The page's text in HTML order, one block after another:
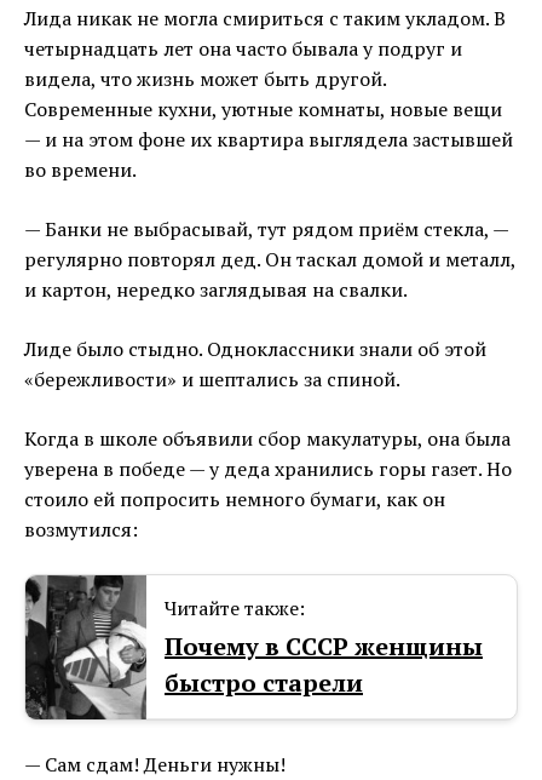
Лида никак не могла смириться с таким укладом. В
четырнадцать лет она часто бывала у подруг и
видела, что жизнь может быть другой.
Современные кухни, уютные комнаты, новые вещи
— и на этом фоне их квартира выглядела застывшей
во времени.
— Банки не выбрасывай, тут рядом приём стекла, —
регулярно повторял дед. Он таскал домой и металл,
и картон, нередко заглядывая на свалки.
Лиде было стыдно. Одноклассники знали об этой
«бережливости» и шептались за спиной.
Когда в школе объявили сбор макулатуры, она была
уверена в победе — у деда хранились горы газет. Но
стоило ей попросить немного бумаги, как он
возмутился:
Читайте также:
Почему в СССР женщины
быстро старели
— Сам сдам! Деньги нужны!